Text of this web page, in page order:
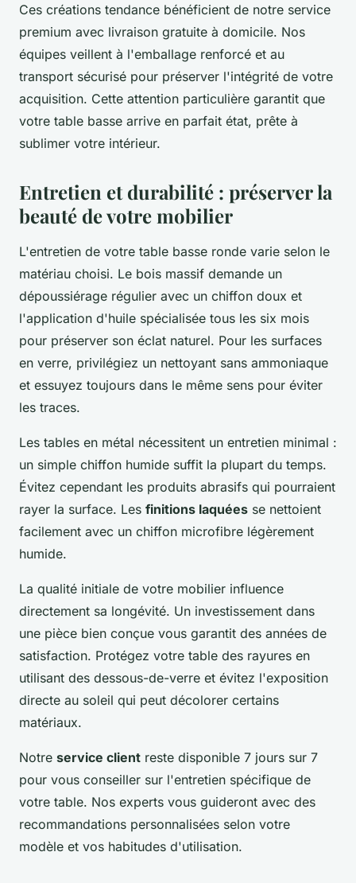
Ces créations tendance bénéficient de notre service
premium avec livraison gratuite à domicile. Nos
équipes veillent à l'emballage renforcé et au
transport sécurisé pour préserver l'intégrité de votre
acquisition. Cette attention particulière garantit que
votre table basse arrive en parfait état, prête à
sublimer votre intérieur.
Entretien et durabilité : préserver la
beauté de votre mobilier
L'entretien de votre table basse ronde varie selon le
matériau choisi. Le bois massif demande un
dépoussiérage régulier avec un chiffon doux et
l'application d'huile spécialisée tous les six mois
pour préserver son éclat naturel. Pour les surfaces
en verre, privilégiez un nettoyant sans ammoniaque
et essuyez toujours dans le même sens pour éviter
les traces.
Les tables en métal nécessitent un entretien minimal :
un simple chiffon humide suffit la plupart du temps.
Évitez cependant les produits abrasifs qui pourraient
rayer la surface. Les finitions laquées se nettoient
facilement avec un chiffon microfibre légèrement
humide.
La qualité initiale de votre mobilier influence
directement sa longévité. Un investissement dans
une pièce bien conçue vous garantit des années de
satisfaction. Protégez votre table des rayures en
utilisant des dessous-de-verre et évitez l'exposition
directe au soleil qui peut décolorer certains
matériaux.
Notre service client reste disponible 7 jours sur 7
pour vous conseiller sur l'entretien spécifique de
votre table. Nos experts vous guideront avec des
recommandations personnalisées selon votre
modèle et vos habitudes d'utilisation.